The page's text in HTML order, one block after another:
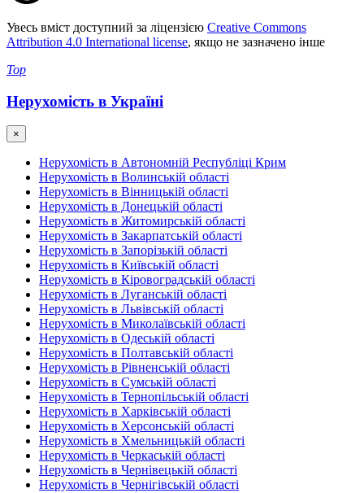
Увесь вміст доступний за ліцензією Creative Commons
Attribution 4.0 International license, якщо не зазначено інше
Top
Нерухомість в Україні
×
Нерухомість в Автономній Республіці Крим
Нерухомість в Волинській області
Нерухомість в Вінницькій області
Нерухомість в Донецькій області
Нерухомість в Житомирській області
Нерухомість в Закарпатській області
Нерухомість в Запорізькій області
Нерухомість в Київській області
Нерухомість в Кіровоградській області
Нерухомість в Луганській області
Нерухомість в Львівській області
Нерухомість в Миколаївській області
Нерухомість в Одеській області
Нерухомість в Полтавській області
Нерухомість в Рівненській області
Нерухомість в Сумській області
Нерухомість в Тернопільській області
Нерухомість в Харківській області
Нерухомість в Херсонській області
Нерухомість в Хмельницькій області
Нерухомість в Черкаській області
Нерухомість в Чернівецькій області
Нерухомість в Чернігівській області